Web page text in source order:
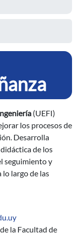
(UEFI)
los procesos de
Desarrolla
de los
seguimiento y
largo de las
la Facultad de